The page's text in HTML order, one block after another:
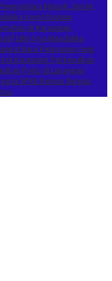
Mogok, Derek
Sorot Dugaan
di Karawang,
LBH Arya Mandalika
Baru Pelayanan yang
Karawang Perkenalkan
Polisi di Lapangan
DPRD Bekasi Digelar,